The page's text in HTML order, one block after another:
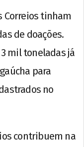
Correios tinham
de doações.
mil toneladas já
para
no
contribuem na